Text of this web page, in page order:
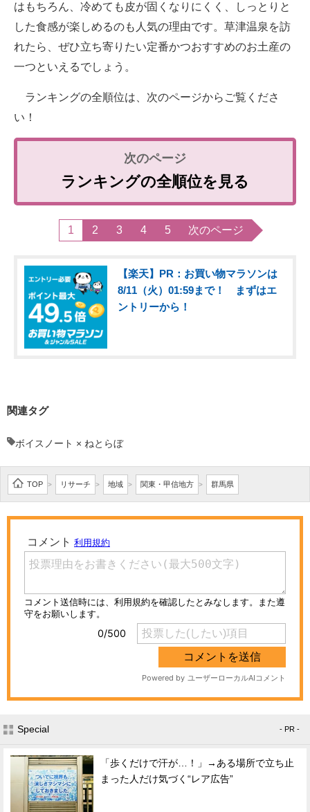
はもちろん、冷めても皮が固くなりにくく、しっとりと
した食感が楽しめるのも人気の理由です。草津温泉を訪
れたら、ぜひ立ち寄りたい定番かつおすすめのお土産の
一つといえるでしょう。
ランキングの全順位は、次のページからご覧くださ
い！
ランキングの全順位を見る
1 2 3 4 5 次のページ
【楽天】PR：お買い物マラソンは
8/11（火）01:59まで！ まずはエ
ントリーから！
関連タグ
ボイスノート × ねとらぼ
TOP > リサーチ > 地域 > 関東・甲信地方 > 群馬県
Special - PR -
「歩くだけで汗が…！」→ある場所で立ち止
まった人だけ気づく“レア広告”